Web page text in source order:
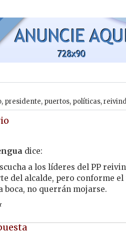
, presidente, puertos, políticas,
dice:
a los líderes del PP
del alcalde, pero conforme
boca, no querrán mojarse.